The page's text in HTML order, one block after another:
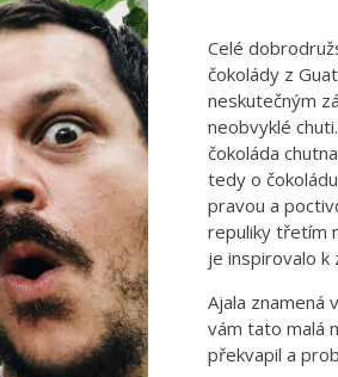
Celé
čokolády z
neskutečným
neobvyklé
čokoláda
tedy o
pravou a
repuliky třetím
je inspirovalo k
Ajala znamená
vám tato malá
překvapil a